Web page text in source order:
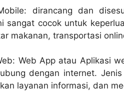
dirancang dan
sangat cocok untuk
makanan, transportasi
Web App atau Aplikasi
dengan internet.
layanan informasi, dan